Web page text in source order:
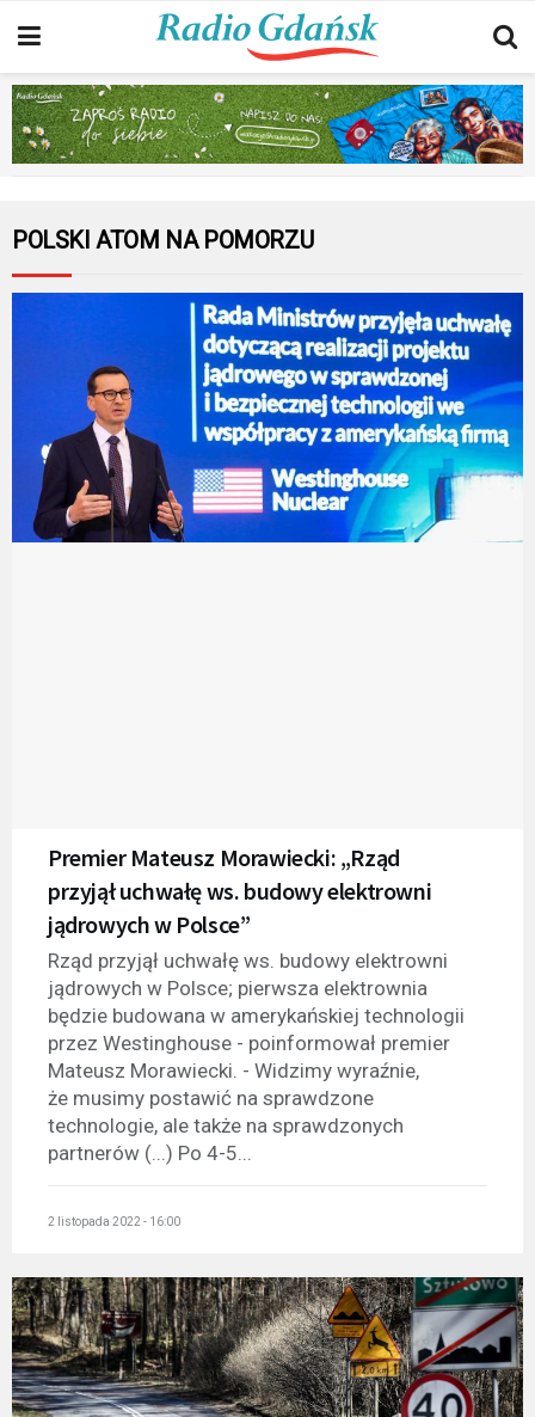
POLSKI ATOM NA POMORZU
Premier Mateusz Morawiecki: „Rząd
przyjął uchwałę ws. budowy elektrowni
jądrowych w Polsce”
Rząd przyjął uchwałę ws. budowy elektrowni
jądrowych w Polsce; pierwsza elektrownia
będzie budowana w amerykańskiej technologii
przez Westinghouse - poinformował premier
Mateusz Morawiecki. - Widzimy wyraźnie,
że musimy postawić na sprawdzone
technologie, ale także na sprawdzonych
partnerów (...) Po 4-5...
2 listopada 2022 - 16:00